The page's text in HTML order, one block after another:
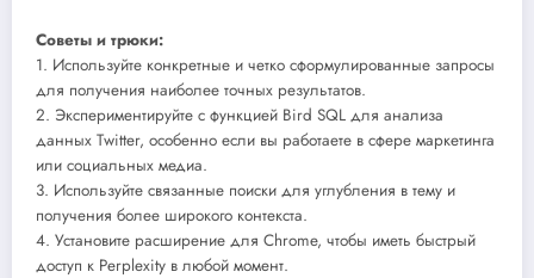
Советы и трюки:
1. Используйте конкретные и четко сформулированные запросы
для получения наиболее точных результатов.
2. Экспериментируйте с функцией Bird SQL для анализа
данных Twitter, особенно если вы работаете в сфере маркетинга
или социальных медиа.
3. Используйте связанные поиски для углубления в тему и
получения более широкого контекста.
4. Установите расширение для Chrome, чтобы иметь быстрый
доступ к Perplexity в любой момент.